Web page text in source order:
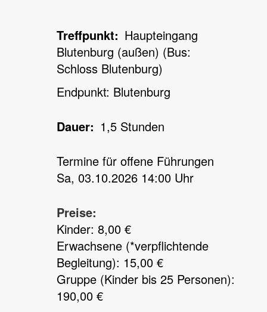
Treffpunkt
Haupteingang
Blutenburg (außen) (Bus:
Schloss Blutenburg)
Endpunkt: Blutenburg
Dauer
1,5 Stunden
Termine für offene Führungen
Sa, 03.10.2026 14:00 Uhr
Preise:
Kinder: 8,00 €
Erwachsene (*verpflichtende
Begleitung): 15,00 €
Gruppe (Kinder bis 25 Personen):
190,00 €